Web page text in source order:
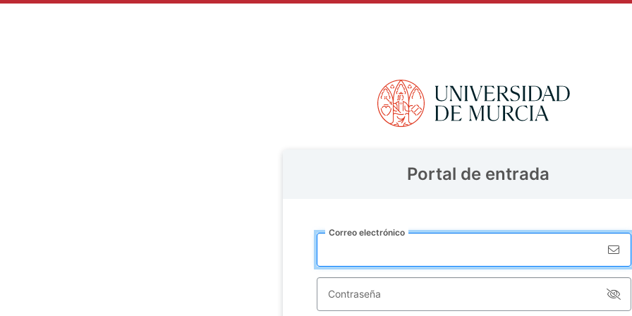
Portal de entrada
Correo electrónico
Contraseña